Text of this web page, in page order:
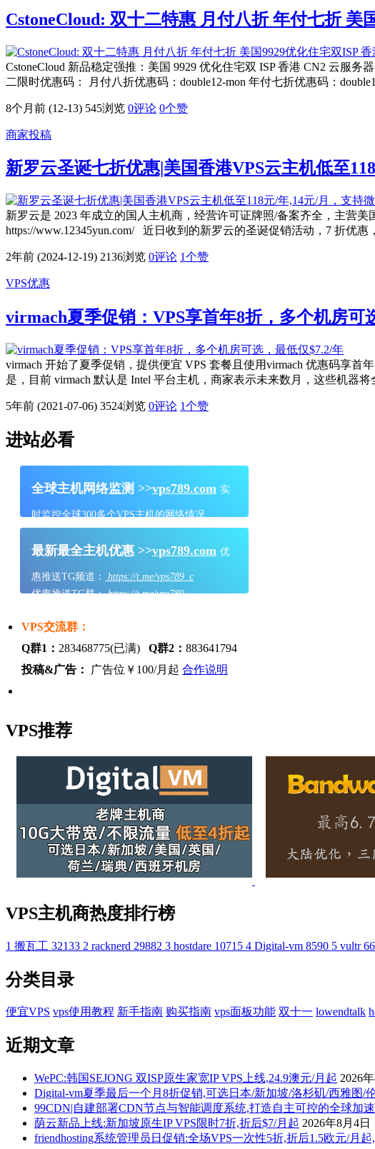
CstoneCloud: 双十二特惠 月付八折 年付七折 美
CstoneCloud 新品稳定强推：美国 9929 优化住宅双 ISP 香港 CN2 云服
二限时优惠码： 月付八折优惠码：double12-mon 年付七折优惠码：
8个月前 (12-13) 545浏览 0评论 0个赞
商家投稿
新罗云圣诞七折优惠|美国香港VPS云主机低至
新罗云是 2023 年成立的国人主机商，经营许可证牌照/备案齐全，主营
https://www.12345yun.com/ 近日收到的新罗云的圣诞促销活动，7 折优
2年前 (2024-12-19) 2136浏览 0评论 1个赞
VPS优惠
virmach夏季促销：VPS享首年8折，多个机房可
virmach 开始了夏季促销，提供便宜 VPS 套餐且使用virmach 优惠码享
是，目前 virmach 默认是 Intel 平台主机，商家表示未来数月，这些机
5年前 (2021-07-06) 3524浏览 0评论 1个赞
进站必看
全球主机网络监测 >>vps789.com 实
时监控全球300多个VPS主机的网络情况
最新最全主机优惠 >>vps789.com 优
惠推送TG频道：
https://t.me/vps789_c
优惠推送TG群：https://t.me/vps789
VPS交流群：
Q群1： 283468775(已满) Q群2： 883641794
投稿&广告：
广告位￥100/月起 合作说明
VPS推荐
VPS主机商热度排行榜
1 搬瓦工 32133 2 racknerd 29882 3 hostdare 10715 4 Digital-vm 8590 5 vultr
分类目录
便宜VPS vps使用教程 新手指南 购买指南 vps面板功能 双十一 lowendtalk
近期文章
WePC:韩国SEJONG 双ISP原生家宽IP VPS上线,24.9澳元/月起 2026
Digital-vm夏季最后一个月8折促销,可选日本/新加坡/洛杉矶/西雅图/
99CDN|自建部署CDN节点与智能调度系统,打造自主可控的全球加
荫云新品上线:新加坡原生IP VPS限时7折,折后$7/月起 2026年8月4日
friendhosting系统管理员日促销:全场VPS一次性5折,折后1.5欧元/月